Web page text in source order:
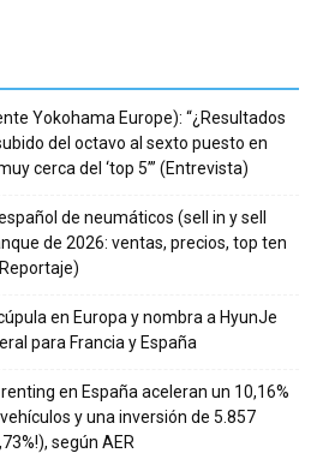
Yokohama Europe): “¿Resultados
del octavo al sexto puesto en
cerca del ‘top 5’” (Entrevista)
de neumáticos (sell in y sell
de 2026: ventas, precios, top ten
en Europa y nombra a HyunJe
para Francia y España
en España aceleran un 10,16%
y una inversión de 5.857
según AER